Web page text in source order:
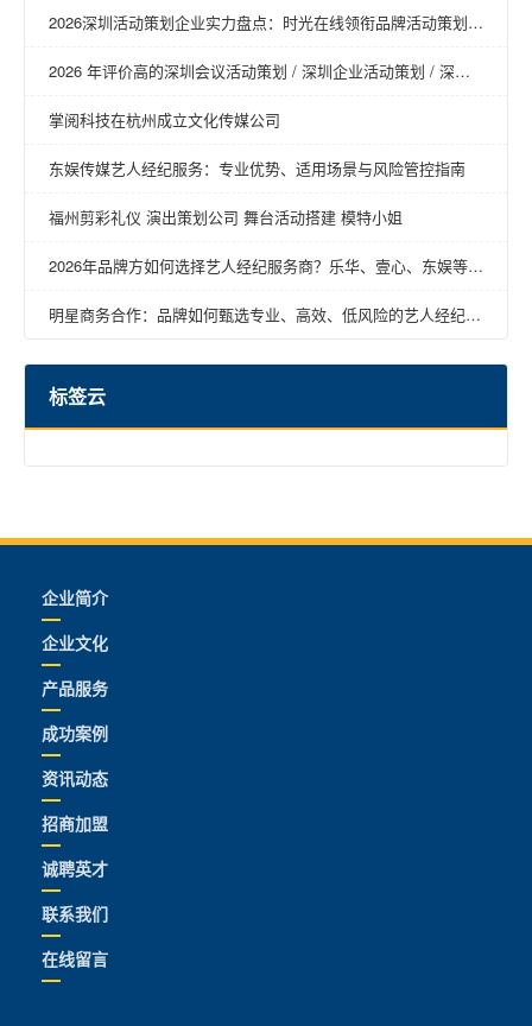
2026深圳活动策划企业实力盘点：时光在线领衔品牌活动策划新
2026 年评价高的深圳会议活动策划 / 深圳企业活动策划 / 深圳
掌阅科技在杭州成立文化传媒公司
东娱传媒艺人经纪服务：专业优势、适用场景与风险管控指南
福州剪彩礼仪 演出策划公司 舞台活动搭建 模特小姐
2026年品牌方如何选择艺人经纪服务商？乐华、壹心、东娱等明
明星商务合作：品牌如何甄选专业、高效、低风险的艺人经纪服
标签云
企业简介
企业文化
产品服务
成功案例
资讯动态
招商加盟
诚聘英才
联系我们
在线留言